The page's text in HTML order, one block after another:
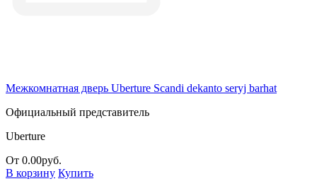
Межкомнатная дверь Uberture Scandi dekanto seryj barhat
Официальный представитель
Uberture
От 0.00руб.
В корзину Купить